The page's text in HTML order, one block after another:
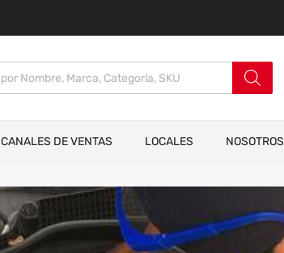
CANALES DE VENTAS LOCALES NOSOTROS